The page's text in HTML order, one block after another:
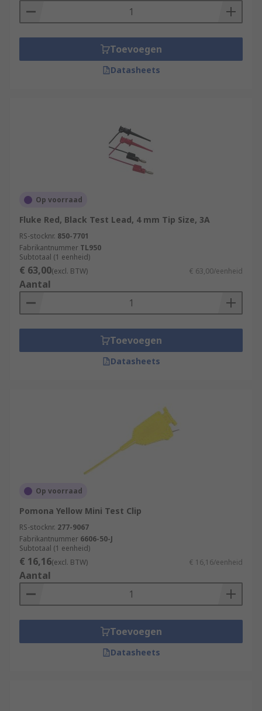
Toevoegen
Datasheets
Op voorraad
Fluke Red, Black Test Lead, 4 mm Tip Size, 3A
RS-stocknr. 850-7701
Fabrikantnummer TL950
Subtotaal (1 eenheid)
€ 63,00(excl. BTW) € 63,00/eenheid
Aantal
Toevoegen
Datasheets
Op voorraad
Pomona Yellow Mini Test Clip
RS-stocknr. 277-9067
Fabrikantnummer 6606-50-J
Subtotaal (1 eenheid)
€ 16,16(excl. BTW) € 16,16/eenheid
Aantal
Toevoegen
Datasheets